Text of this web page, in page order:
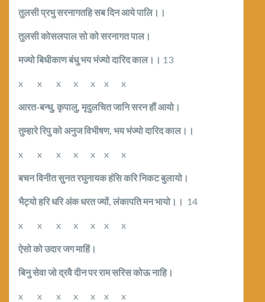
तुलसी प्रभु सरनागतहि सब दिन आये पालि।।
तुलसी कोसलपाल सो को सरनागत पाल।
मज्यो बिधीकाण बंधु भय भंज्यो दारिद काल।। 13
x x x x x x x
आरत-बन्धु, कृपालु, मृदुलचित जानि सरन हौं आयो।
तुम्हारे रिपु को अनुज विभीषण, भय भंज्यो दारिद काल।।
x x x x x x x
बचन विनीत सुनत रघुनायक हंसि करि निकट बुलायो।
भैट्यो हरि धरि अंक धरत ज्यों, लंकापति मन भायो।। 14
x x x x x x x
ऐसो को उदार जग माहिं।
बिनु सेवा जो द्रवै दीन पर राम सरिस कोऊ नाहि।
x x x x x x x